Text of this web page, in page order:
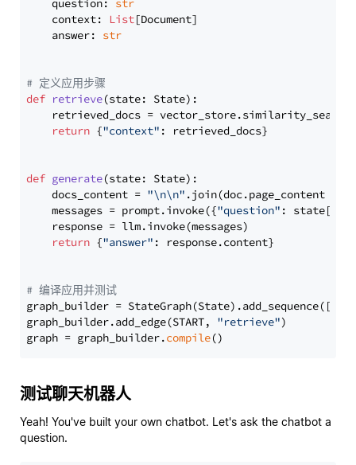
    question:
str
    context:
List[Document]
    answer:
str
# 定义应用步骤
def retrieve(state: State):
retrieved_docs =
return {"context" : retrieved_docs}
def generate(state: State):
    docs_content =
"\n\n" .join(doc.page_content
    messages = prompt.invoke({
"question" : state[
    response = llm.invoke(messages)
return {"answer" : response.content}
# 编译应用并测试
graph_builder =
graph_builder.add_edge(START, "retrieve")
graph = graph_builder.compile
测试聊天机器人
Yeah! You've built your own chatbot. Let's ask the chatbot a
question.